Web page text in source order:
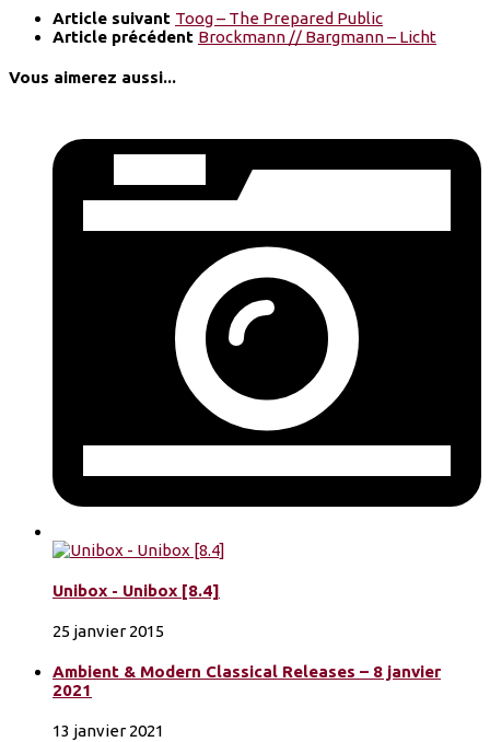
Article suivant Toog – The Prepared Public
Article précédent Brockmann // Bargmann – Licht
Vous aimerez aussi...
Unibox - Unibox [8.4]
25 janvier 2015
Ambient & Modern Classical Releases – 8 janvier
2021
13 janvier 2021